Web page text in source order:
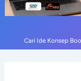
Cari Ide Konsep